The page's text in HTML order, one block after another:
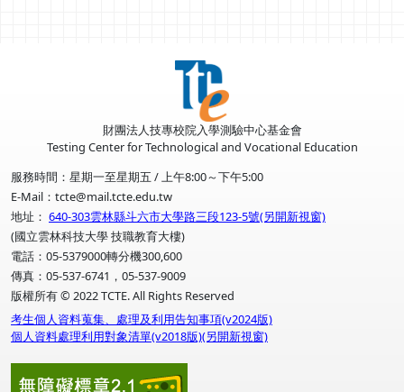
財團法人技專校院入學測驗中心基金會
Testing Center for Technological and Vocational Education
服務時間：星期一至星期五 / 上午8:00～下午5:00
E-Mail：tcte@mail.tcte.edu.tw
地址： 640-303雲林縣斗六市大學路三段123-5號(另開新視窗)
(國立雲林科技大學 技職教育大樓)
電話：05-5379000轉分機300,600
傳真：05-537-6741，05-537-9009
版權所有 © 2022 TCTE. All Rights Reserved
考生個人資料蒐集、處理及利用告知事項(v2024版)
個人資料處理利用對象清單(v2018版)(另開新視窗)